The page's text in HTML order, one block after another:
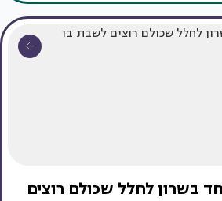
בשרון לחלל שכולם רוצים